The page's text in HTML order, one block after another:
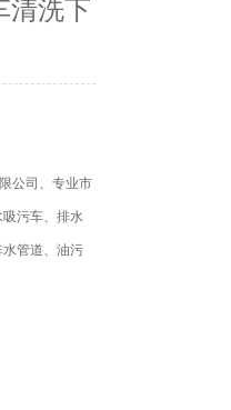
清洗下
公司、专业市
污车、排水
管道、油污